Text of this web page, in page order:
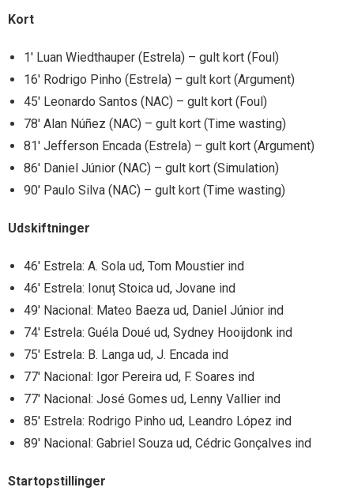
Kort
1′ Luan Wiedthauper (Estrela) – gult kort (Foul)
16′ Rodrigo Pinho (Estrela) – gult kort (Argument)
45′ Leonardo Santos (NAC) – gult kort (Foul)
78′ Alan Núñez (NAC) – gult kort (Time wasting)
81′ Jefferson Encada (Estrela) – gult kort (Argument)
86′ Daniel Júnior (NAC) – gult kort (Simulation)
90′ Paulo Silva (NAC) – gult kort (Time wasting)
Udskiftninger
46′ Estrela: A. Sola ud, Tom Moustier ind
46′ Estrela: Ionuț Stoica ud, Jovane ind
49′ Nacional: Mateo Baeza ud, Daniel Júnior ind
74′ Estrela: Guéla Doué ud, Sydney Hooijdonk ind
75′ Estrela: B. Langa ud, J. Encada ind
77′ Nacional: Igor Pereira ud, F. Soares ind
77′ Nacional: José Gomes ud, Lenny Vallier ind
85′ Estrela: Rodrigo Pinho ud, Leandro López ind
89′ Nacional: Gabriel Souza ud, Cédric Gonçalves ind
Startopstillinger